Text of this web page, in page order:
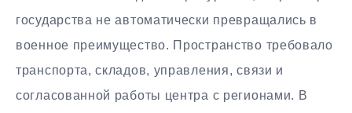
государства не автоматически превращались в
военное преимущество. Пространство требовало
транспорта, складов, управления, связи и
согласованной работы центра с регионами. В